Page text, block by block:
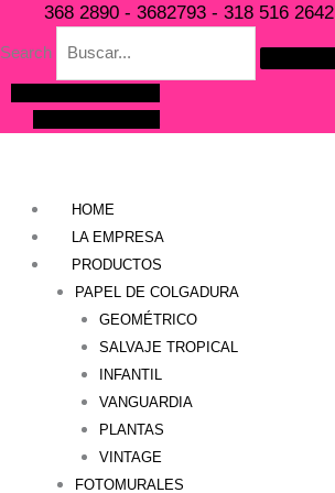
contenido
368 2890 - 3682793 - 318 516 2642
Search
HOME
LA EMPRESA
PRODUCTOS
PAPEL DE COLGADURA
GEOMÉTRICO
SALVAJE TROPICAL
INFANTIL
VANGUARDIA
PLANTAS
VINTAGE
FOTOMURALES